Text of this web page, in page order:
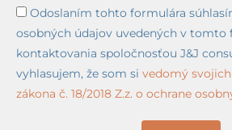
Odoslaním tohto formulára
osobných údajov uvedených v tomto
kontaktovania spoločnosťou J&J
vyhlasujem, že som si vedomý
zákona č. 18/2018 Z.z. o ochrane